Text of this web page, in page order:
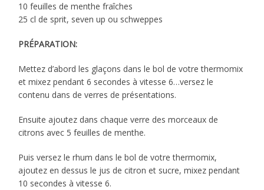
10 feuilles de menthe fraîches
25 cl de sprit, seven up ou schweppes
PRÉPARATION:
Mettez d’abord les glaçons dans le bol de votre thermomix
et mixez pendant 6 secondes à vitesse 6…versez le
contenu dans de verres de présentations.
Ensuite ajoutez dans chaque verre des morceaux de
citrons avec 5 feuilles de menthe.
Puis versez le rhum dans le bol de votre thermomix,
ajoutez en dessus le jus de citron et sucre, mixez pendant
10 secondes à vitesse 6.